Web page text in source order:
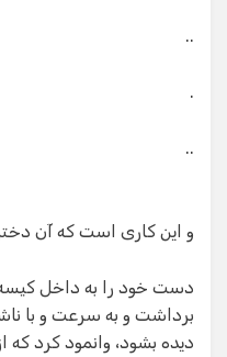
..
.
..
و این کاری است که آن
دست خود را به داخل کیسه
برداشت و به سرعت و با
دیده بشود، وانمود کرد